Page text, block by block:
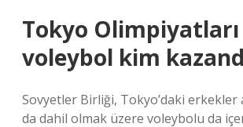
Tokyo Olimpiyatları
voleybol kim
Sovyetler Birliği, Tokyo’daki erkekler
da dahil olmak üzere voleybolu da